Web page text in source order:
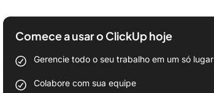
Comece a usar o ClickUp hoje
Gerencie todo o seu trabalho em um só lugar
Colabore com sua equipe